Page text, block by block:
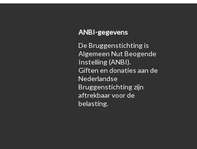
ANBI-gegevens
De Bruggenstichting is
Algemeen Nut Beogende
Instelling (ANBI).
Giften en donaties aan de
Nederlandse
Bruggenstichting zijn
aftrekbaar voor de
belasting.